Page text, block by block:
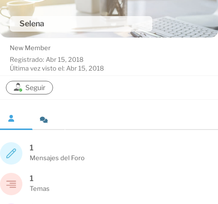
Selena
New Member
Registrado: Abr 15, 2018
Última vez visto el: Abr 15, 2018
Seguir
1
Mensajes del Foro
1
Temas